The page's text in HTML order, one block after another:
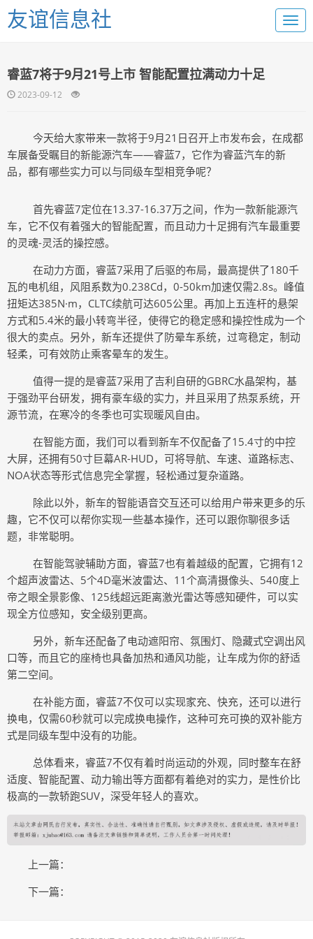
友谊信息社
睿蓝7将于9月21号上市 智能配置拉满动力十足
2023-09-12
今天给大家带来一款将于9月21 日召开上市发布会，在成都
车展备受瞩目的新能源汽车——睿蓝7，它作为睿蓝汽车的新
品，都有哪些实力可以与同级车型相竞争呢？
首先睿蓝7定位在13.37-16.37万之间，作为一款新能源汽
车，它不仅有着强大的智能配置，而且动力十足拥有汽车最重要
的灵魂-灵活的操控感。
在动力方面，睿蓝7采用了后驱的布局，最高提供了180千
瓦的电机组，风阻系数为0.238Cd，0-50km加速仅需2.8s。峰值
扭矩达385N·m，CLTC续航可达605公里。再加上五连杆的悬架
方式和5.4米的最小转弯半径，使得它的稳定感和操控性成为一个
很大的卖点。另外，新车还提供了防晕车系统，过弯稳定，制动
轻柔，可有效防止乘客晕车的发生。
值得一提的是睿蓝7采用了吉利自研的GBRC水晶架构，基
于强劲平台研发，拥有豪车级的实力，并且采用了热泵系统，开
源节流，在寒冷的冬季也可实现暖风自由。
在智能方面，我们可以看到新车不仅配备了15.4寸的中控
大屏，还拥有50寸巨幕AR-HUD，可将导航、车速、道路标志、
NOA状态等形式信息完全掌握，轻松通过复杂道路。
除此以外，新车的智能语音交互还可以给用户带来更多的乐
趣，它不仅可以帮你实现一些基本操作，还可以跟你聊很多话
题，非常聪明。
在智能驾驶辅助方面，睿蓝7也有着越级的配置，它拥有12
个超声波雷达、5个4D毫米波雷达、11个高清摄像头、540度上
帝之眼全景影像、125线超远距离激光雷达等感知硬件，可以实
现全方位感知，安全级别更高。
另外，新车还配备了电动遮阳帘、氛围灯、隐藏式空调出风
口等，而且它的座椅也具备加热和通风功能，让车成为你的舒适
第二空间。
在补能方面，睿蓝7不仅可以实现家充、快充，还可以进行
换电，仅需60秒就可以完成换电操作，这种可充可换的双补能方
式是同级车型中没有的功能。
总体看来，睿蓝7不仅有着时尚运动的外观，同时整车在舒
适度、智能配置、动力输出等方面都有着绝对的实力，是性价比
极高的一款轿跑SUV，深受年轻人的喜欢。
上一篇：
下一篇：